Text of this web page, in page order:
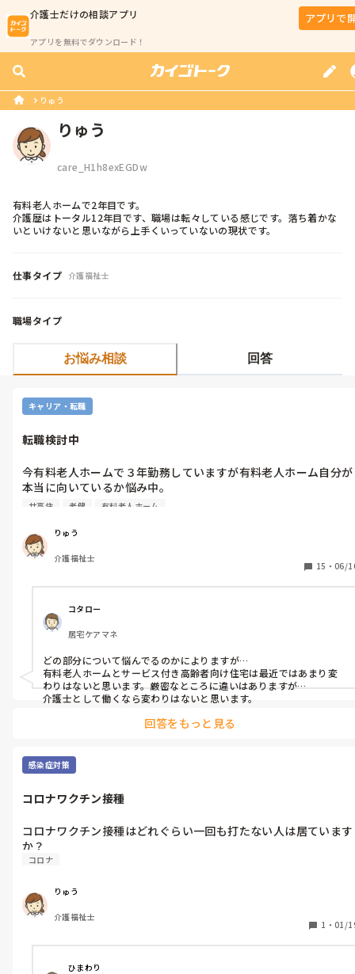
介護士だけの相談アプリ
アプリを無料でダウンロード！
アプリで
りゅう
りゅう
care_H1h8exEGDw
有料老人ホームで2年目です。
介護歴はトータル12年目です、職場は転々している感じです。落ち着かな
いといけないと思いながら上手くいっていないの現状です。
仕事タイプ 介護福祉士
職場タイプ
お悩み相談 回答
キャリア・転職
転職検討中
今有料老人ホームで３年勤務していますが有料老人ホーム自分が
本当に向いているか悩み中。
有料老人ホームとサービス付き高齢者向け住宅と老健違いが分か
勤務経験多い特養か？とれとも経験ない老健も検討しています。
サ高住 老健 有料老人ホーム
りゅう
介護福祉士
15 ・ 06/
コタロー
居宅ケアマネ
どの部分について悩んでるのかによりますが…
有料老人ホームとサービス付き高齢者向け住宅は最近ではあまり変
わりはないと思います。厳密なところに違いはありますが…
介護士として働くなら変わりはないと思います。
回答をもっと見る
感染症対策
コロナワクチン接種
コロナワクチン接種はどれぐらい一回も打たない人は居ています
コロナ
りゅう
介護福祉士
1 ・ 01/
ひまわり